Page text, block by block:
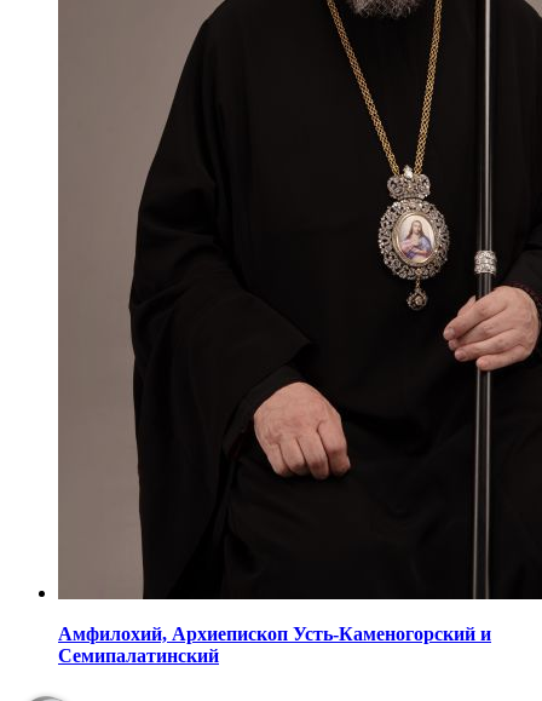
Амфилохий, Архиепископ Усть-Каменогорский и
Семипалатинский